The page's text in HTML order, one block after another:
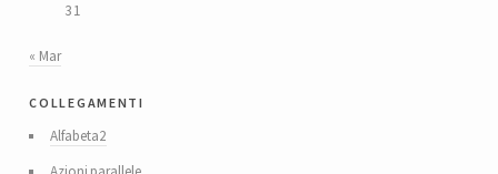
31
« Mar
collegamenti
Alfabeta2